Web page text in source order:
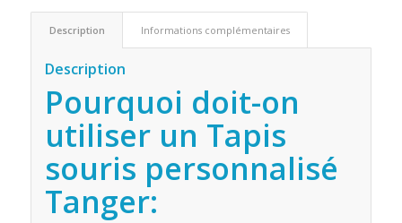
Description Informations complémentaires
Description
Pourquoi doit-on
utiliser un Tapis
souris personnalisé
Tanger: